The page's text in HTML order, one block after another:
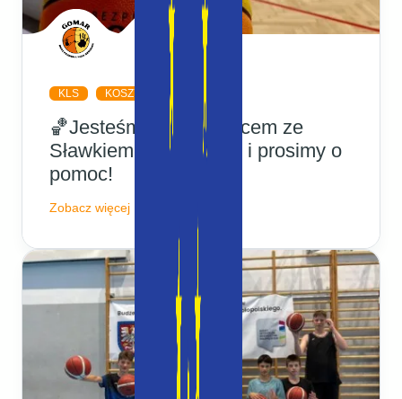
KLS KOSZYKÓWKA
🏀Jesteśmy całym sercem ze
Sławkiem! Wspieramy i prosimy o
pomoc!
Zobacz więcej